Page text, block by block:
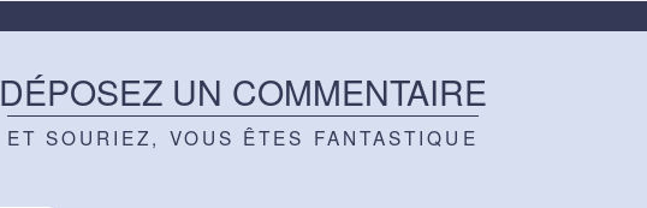
DÉPOSEZ UN COMMENTAIRE
ET SOURIEZ, VOUS ÊTES FANTASTIQUE